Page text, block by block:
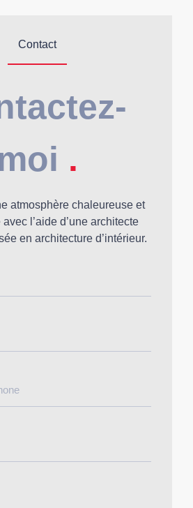
Contact
.
atmosphère chaleureuse et
l’aide d’une architecte
en architecture d’intérieur.